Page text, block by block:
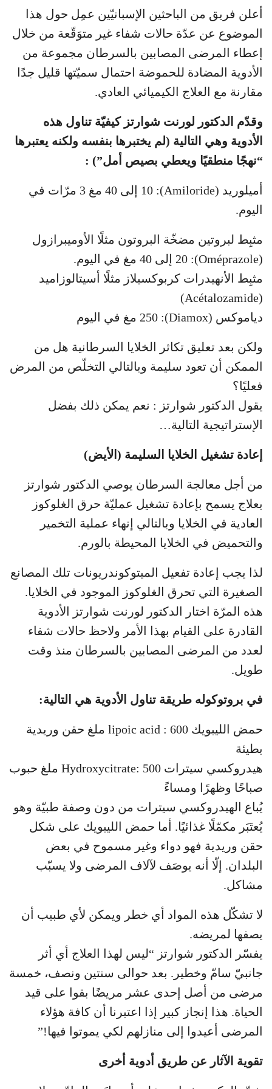
أعلن فريق من الباحثين الإسبانيّين عمِل حول هذا
الموضوع عن عدّة حالات شفاء غير متوَقّعة من خلال
إعطاء المرضى المصابين بالسرطان مجموعة من
الأدوية المضادة للحموضة احتمال سميّتها قليل جدًا
مقارنة مع العلاج الكيميائي العادي.
وقدّم الدكتور لورنت شوارتز كيفيّة تناول هذه
الأدوية وهي التالية (لم يختبرها بنفسه ولكنه يعتبرها
“نهجًا منطقيًا ويعطي بصيص أمل”) :
أميلوريد (Amiloride): 10 إلى 40 مغ 3 مرّات في
اليوم.
مثبِط لبروتين مضخّة البروتون مثلًا الأوميبرازول
(Oméprazole): 20 إلى 40 مغ في اليوم.
مثبِط الأنهيدرات كربوكسيلاز مثلًا أسيتالوزاميد
(Acétalozamide)
دياموكس (Diamox): 250 مغ في اليوم
ولكن بعد تعليق تكاثر الخلايا السرطانية هل من
الممكن أن تعود سليمة وبالتالي التخلّص من المرض
فعليًا؟
يقول الدكتور شوارتز : نعم يمكن ذلك بفضل
الإستراتيجية التالية…
إعادة تشغيل الخلايا السليمة (الأيض)
من أجل معالجة السرطان يوصي الدكتور شوارتز
بعلاج يسمح بإعادة تشغيل عمليّة حرق الغلوكوز
العادية في الخلايا وبالتالي إنهاء عملية التخمير
والتحميض في الخلايا المحيطة بالورم.
لذا يجب إعادة تفعيل الميتوكوندريونات تلك المصانع
الصغيرة التي تحرق الغلوكوز الموجود في الخلايا.
هذه المرّة اختار الدكتور لورنت شوارتز الأدوية
القادرة على القيام بهذا الأمر ولاحظ حالات شفاء
لعدد من المرضى المصابين بالسرطان منذ وقت
طويل.
في بروتوكوله طريقة تناول الأدوية هي التالية:
حمض الليبويك lipoic acid : 600 ملغ حقن وريدية
بطيئة
هيدروكسي سيترات Hydroxycitrate: 500 ملغ حبوب
صباحًا وظهرًا ومساءً
يُباع الهيدروكسي سيترات من دون وصفة طبيّة وهو
يُعتَبَر مكمّلًا غذائيًا. أما حمض الليبويك على شكل
حقن وريدية فهو دواء وغير مسموح في بعض
البلدان. إلّا أنه يوصَف لآلاف المرضى ولا يسبّب
مشاكل.
لا تشكّل هذه المواد أي خطر ويمكن لأي طبيب أن
يصفها لمريضه.
يفسّر الدكتور شوارتز “ليس لهذا العلاج أي أثر
جانبيّ سامّ وخطير. بعد حوالى سنتين ونصف، خمسة
مرضى من أصل إحدى عشر مريضًا بقوا على قيد
الحياة. هذا إنجاز كبير إذا اعتبرنا أن كافة هؤلاء
المرضى أعيدوا إلى منازلهم لكي يموتوا فيها!”
تقوية الآثار عن طريق أدوية أخرى